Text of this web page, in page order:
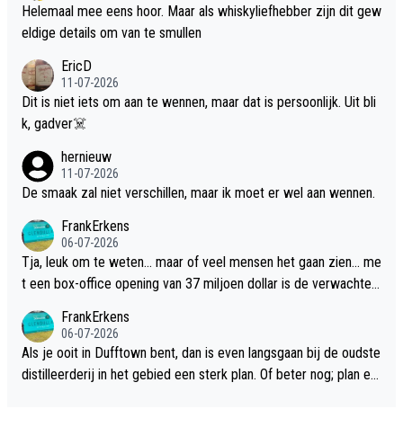
Helemaal mee eens hoor. Maar als whiskyliefhebber zijn dit gew
eldige details om van te smullen
EricD
11-07-2026
Dit is niet iets om aan te wennen, maar dat is persoonlijk. Uit bli
k, gadver☠️
hernieuw
11-07-2026
De smaak zal niet verschillen, maar ik moet er wel aan wennen.
FrankErkens
06-07-2026
Tja, leuk om te weten... maar of veel mensen het gaan zien... me
t een box-office opening van 37 miljoen dollar is de verwachte
FrankErkens
06-07-2026
Als je ooit in Dufftown bent, dan is even langsgaan bij de oudste
distilleerderij in het gebied een sterk plan. Of beter nog; plan ee